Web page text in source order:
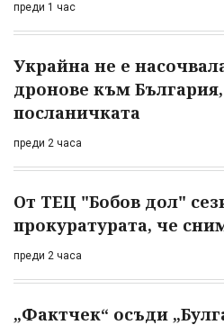
преди 1 час
Украйна не е
дронове към
посланичката
преди 2 часа
От ТЕЦ "Бобов дол"
прокуратурата, че
преди 2 часа
„Фактчек“ осъди